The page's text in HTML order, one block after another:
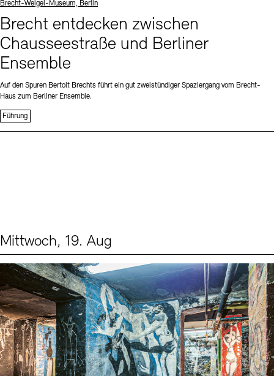
Standort
Brecht-Weigel-Museum, Berlin
Brecht entdecken zwischen
Chausseestraße und Berliner
Ensemble
Auf den Spuren Bertolt Brechts führt ein gut zweistündiger Spaziergang vom Brecht-
Haus zum Berliner Ensemble.
Führung
Mittwoch, 19. Aug